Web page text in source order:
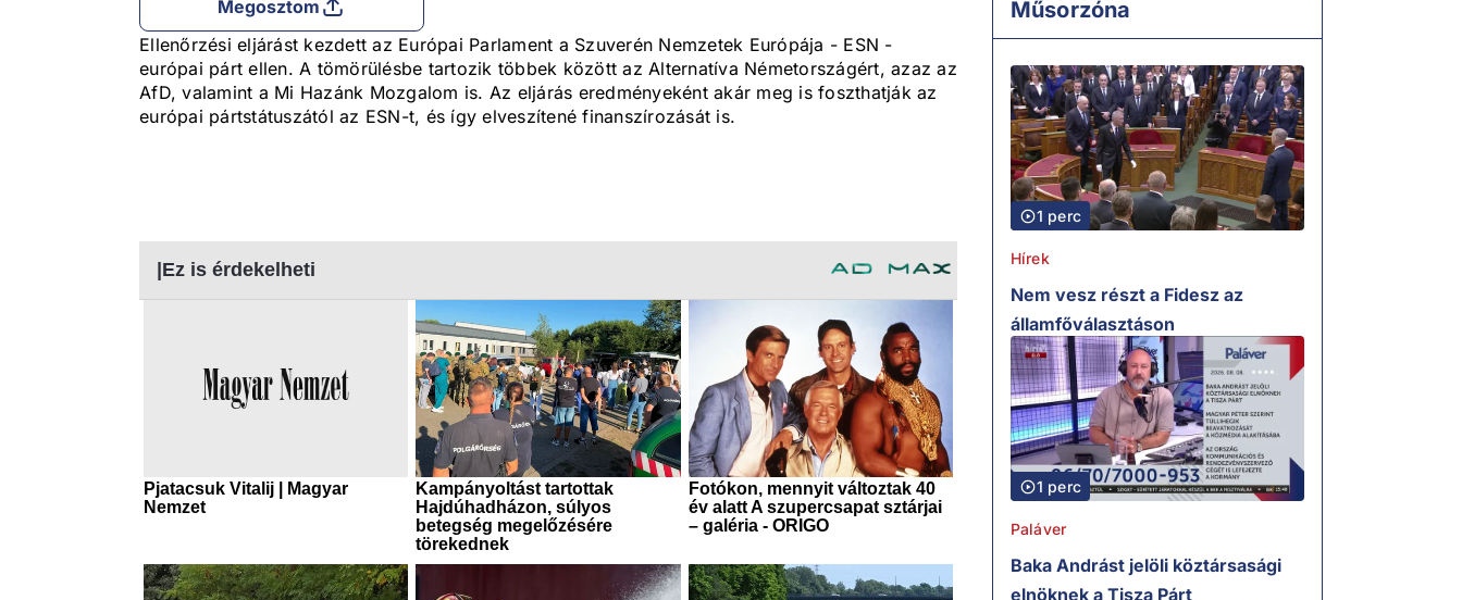
Megosztom
Ellenőrzési eljárást kezdett az Európai Parlament a Szuverén Nemzetek Európája - ESN -
európai párt ellen. A tömörülésbe tartozik többek között az Alternatíva Németországért, azaz az
AfD, valamint a Mi Hazánk Mozgalom is. Az eljárás eredményeként akár meg is foszthatják az
európai pártstátuszától az ESN-t, és így elveszítené finanszírozását is.
Műsorzóna
1 perc
Hírek
Nem vesz részt a Fidesz az
államfőválasztáson
1 perc
Paláver
Baka Andrást jelöli köztársasági
elnöknek a Tisza Párt